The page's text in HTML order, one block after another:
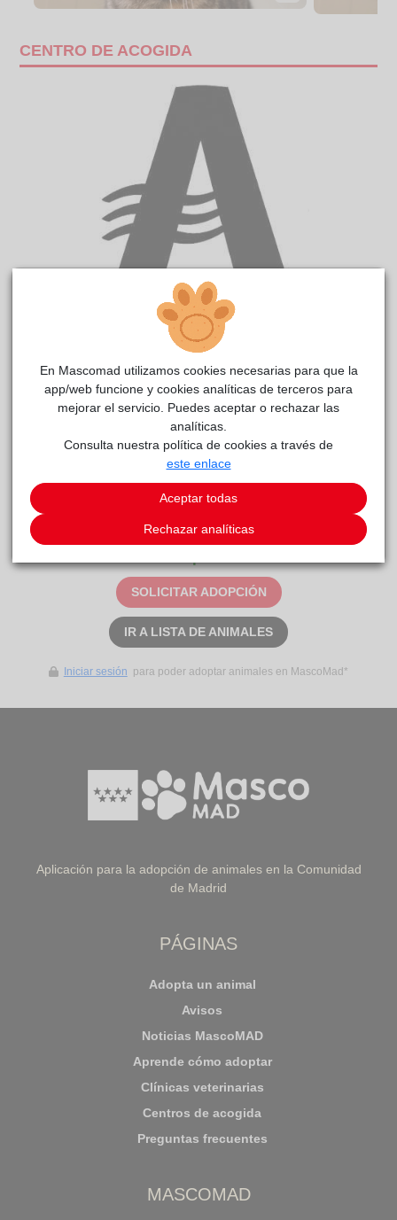
CENTRO DE ACOGIDA
reside actualmente en el centro de acogida
CIMPA Alcalá de Henares.
COMENTARIOS
Carácter
Corto. Sí. Sí.
Este animal aún no ha recibido solicitudes de
SOLICITAR ADOPCIÓN
IR A LISTA DE ANIMALES
Iniciar sesión para poder adoptar animales en MascoMad*
Aplicación para la adopción de animales en la Comunidad
de Madrid
PÁGINAS
Adopta un animal
Avisos
Noticias MascoMAD
Aprende cómo adoptar
Clínicas veterinarias
Centros de acogida
Preguntas frecuentes
MASCOMAD
En Mascomad utilizamos cookies necesarias para que la
app/web funcione y cookies analíticas de terceros para
mejorar el servicio. Puedes aceptar o rechazar las
analíticas.
Consulta nuestra política de cookies a través de
este enlace
Aceptar todas
Rechazar analíticas